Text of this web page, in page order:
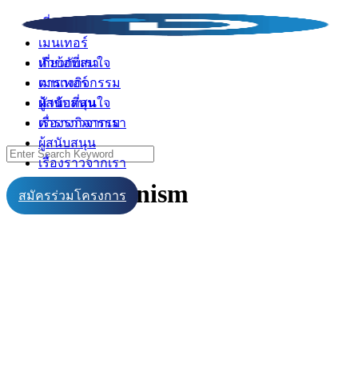
Skip
content
เกี่ยวกับเรา
เมนเทอร์
หัวข้อที่สนใจ
ตารางกิจกรรม
ผู้สนับสนุน
เรื่องราวจากเรา
สมัครร่วมโครงการ
เกี่ยวกับเรา
เมนเทอร์
หัวข้อที่สนใจ
ตารางกิจกรรม
ผู้สนับสนุน
เรื่องราวจากเรา
Search
for:
Constructionism